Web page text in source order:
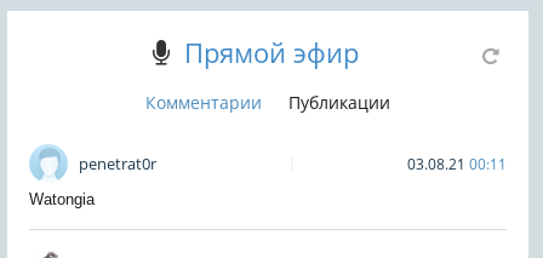
Прямой эфир
Комментарии Публикации
penetrat0r 03.08.21 00:11
Watongia